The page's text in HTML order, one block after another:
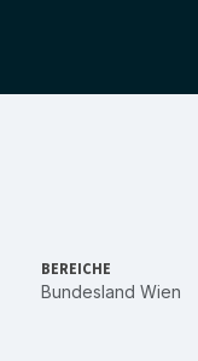
BEREICHE
Bundesland Wien